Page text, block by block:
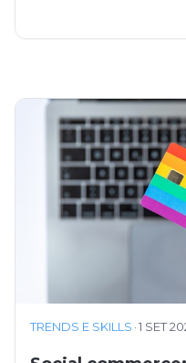
TRENDS E SKILLS ·1 SET